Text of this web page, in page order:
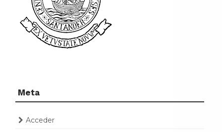
Meta
Acceder